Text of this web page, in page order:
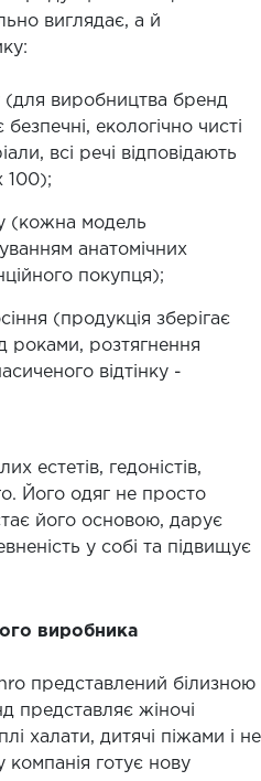
виглядає, а й
виробництва бренд
екологічно чисті
всі речі відповідають
100);
(кожна модель
анатомічних
покупця);
(продукція зберігає
роками, розтягнення
відтінку -
естетів, гедоністів,
Його одяг не просто
його основою, дарує
у собі та підвищує
виробника
представлений білизною
представляє жіночі
халати, дитячі піжами і не
компанія готує нову